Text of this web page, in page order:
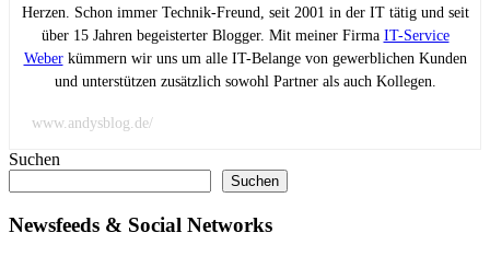
Herzen. Schon immer Technik-Freund, seit 2001 in der IT tätig und seit
über 15 Jahren begeisterter Blogger. Mit meiner Firma IT-Service
Weberkümmern wir uns um alle IT-Belange von gewerblichen Kunden
und unterstützen zusätzlich sowohl Partner als auch Kollegen.
www.andysblog.de/
Suchen
Suchen
Newsfeeds & Social Networks